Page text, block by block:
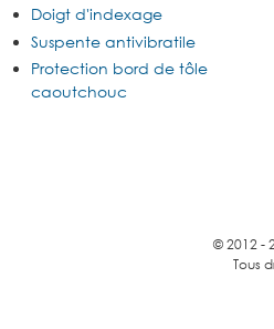
Doigt d'indexage
Suspente antivibratile
Protection bord de tôle
caoutchouc
© 2012 -
Tous